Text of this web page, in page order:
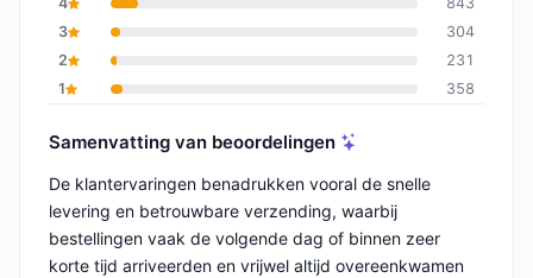
3
304
2
231
1
358
Samenvatting van beoordelingen
De klantervaringen benadrukken vooral de snelle
levering en betrouwbare verzending, waarbij
bestellingen vaak de volgende dag of binnen zeer
korte tijd arriveerden en vrijwel altijd overeenkwamen